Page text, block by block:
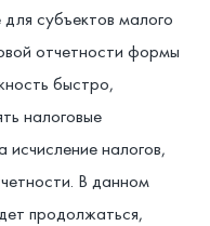
субъектов малого
отчетности формы
быстро,
налоговые
исчисление налогов,
В данном
продолжаться,